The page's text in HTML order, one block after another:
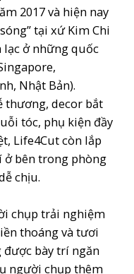
2017 và hiện nay
tại xứ Kim Chi
lạc ở những quốc
Nhật Bản).
thương, decor bắt
tóc, phụ kiện đầy
Life4Cut còn lắp
ở bên trong phòng
chịu.